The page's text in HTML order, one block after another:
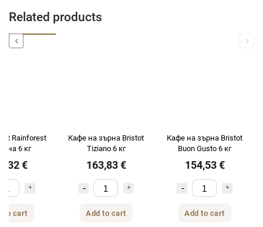
Related products
Previous
Rainforest
6 кг
€
to cart
Кафе на зърна Bristot
Tiziano 6 кг
163,83 €
Add to cart
Кафе на зърна Bristot
Buon Gusto 6 кг
154,53 €
Add to cart
Next